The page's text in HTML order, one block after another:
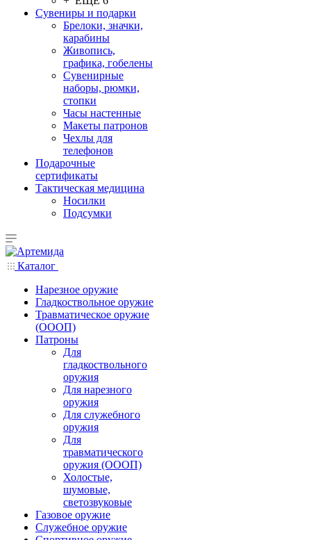
Сувениры и подарки
Брелоки, значки,
карабины
Живопись,
графика, гобелены
Сувенирные
наборы, рюмки,
стопки
Часы настенные
Макеты патронов
Чехлы для
телефонов
Подарочные
сертификаты
Тактическая медицина
Носилки
Подсумки
Каталог
Нарезное оружие
Гладкоствольное оружие
Травматическое оружие
(ОООП)
Патроны
Для
гладкоствольного
оружия
Для нарезного
оружия
Для служебного
оружия
Для
травматического
оружия (ОООП)
Холостые,
шумовые,
светозвуковые
Газовое оружие
Служебное оружие